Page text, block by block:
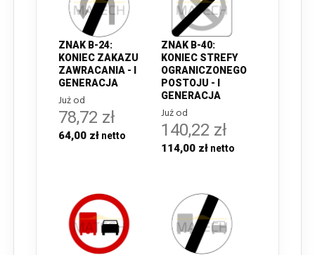
ZNAK B-24:
KONIEC ZAKAZU
ZAWRACANIA - I
GENERACJA
Już od
78,72 zł
64,00 zł
ZNAK B-40:
KONIEC STREFY
OGRANICZONEGO
POSTOJU - I
GENERACJA
Już od
140,22 zł
114,00 zł